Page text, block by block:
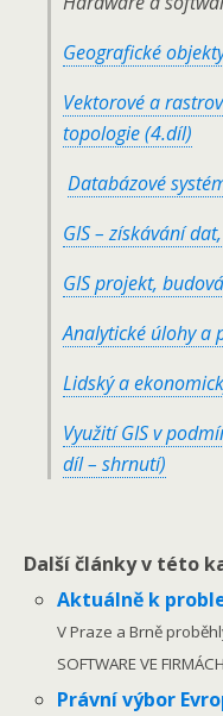
Geografické
Vektorové a
topologie (4.díl)
Databázové
GIS – získávání
GIS projekt,
Analytické úlohy a
Lidský a
Využití GIS v
díl – shrnutí)
Další články v této
Aktuálně k
V Praze a Brně
SOFTWARE VE
Právní výbor